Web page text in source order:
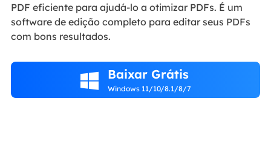
PDF eficiente para ajudá-lo a otimizar PDFs. É um
software de edição completo para editar seus PDFs
com bons resultados.
 Baixar Grátis
Windows 11/10/8.1/8/7